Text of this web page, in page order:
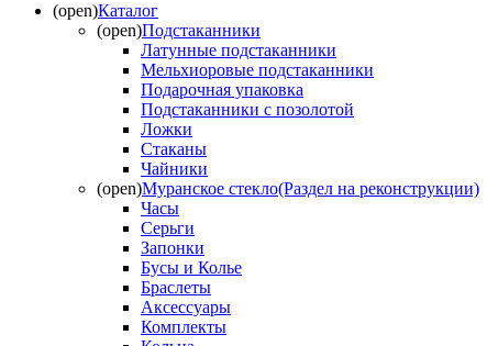
(open)Каталог
(open)Подстаканники
Латунные подстаканники
Мельхиоровые подстаканники
Подарочная упаковка
Подстаканники с позолотой
Ложки
Стаканы
Чайники
(open)Муранское стекло(Раздел на реконструкции)
Часы
Серьги
Запонки
Бусы и Колье
Браслеты
Аксессуары
Комплекты